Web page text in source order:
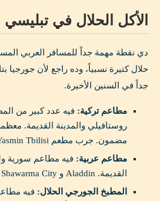
الأكل الحلال في تبليسي 2026
دي نقطة مهمة جداً للمسافر العربي
حلال كتيرة نسبياً، وده راجع لأن جورجيا
جداً في السنين الأخيرة.
مطاعم تركية: فيه عدد كبير من
روستافيلي والمدينة القديمة.
مضمون. جرب مطعم Yasmin Tbilisi أو Ankara.
مطاعم عربية: فيه مطاعم سورية
القديمة. Aladdin و Shawarma City من الأسماء المشهورة.
المطبخ الجورجي الحلال: فيه